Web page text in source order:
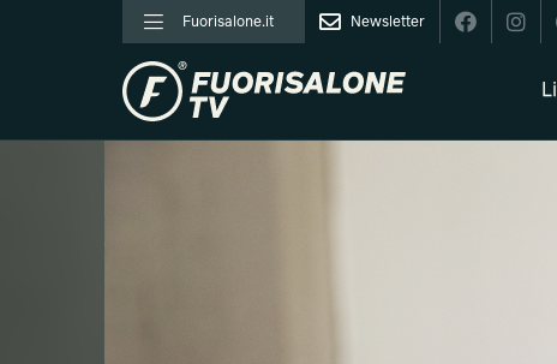
Fuorisalone.it Newsletter